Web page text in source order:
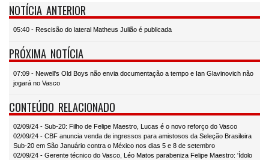
NOTÍCIA ANTERIOR
05:40 - Rescisão do lateral Matheus Julião é publicada
PRÓXIMA NOTÍCIA
07:09 - Newell's Old Boys não envia documentação a tempo e Ian Glavinovich não
jogará no Vasco
CONTEÚDO RELACIONADO
02/09/24 - Sub-20: Filho de Felipe Maestro, Lucas é o novo reforço do Vasco
02/09/24 - CBF anuncia venda de ingressos para amistosos da Seleção Brasileira
Sub-20 em São Januário contra o México nos dias 5 e 8 de setembro
02/09/24 - Gerente técnico do Vasco, Léo Matos parabeniza Felipe Maestro: 'Ídolo